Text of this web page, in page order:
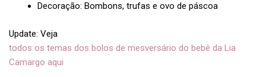
Decoração: Bombons, trufas e ovo de páscoa
Update: Veja
todos os temas dos bolos de mesversário do bebê da Lia
Camargo aqui